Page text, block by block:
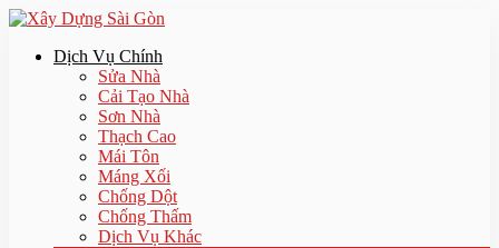
Dịch Vụ Chính
Sửa Nhà
Cải Tạo Nhà
Sơn Nhà
Thạch Cao
Mái Tôn
Máng Xối
Chống Dột
Chống Thấm
Dịch Vụ Khác